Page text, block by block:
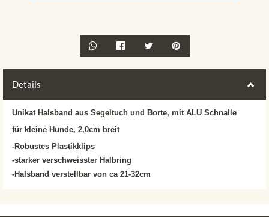
Details
Unikat Halsband aus Segeltuch und Borte, mit ALU Schnalle
für kleine Hunde, 2,0cm breit
-Robustes Plastikklips
-starker verschweisster Halbring
-Halsband verstellbar von ca 21-32cm